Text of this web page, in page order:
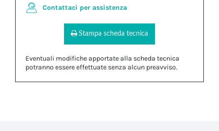
Contattaci per assistenza
Stampa scheda tecnica
Eventuali modifiche apportate alla scheda tecnica
potranno essere effettuate senza alcun preavviso.